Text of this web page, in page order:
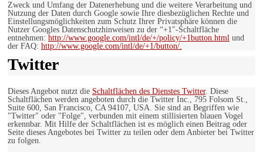
Zweck und Umfang der Datenerhebung und die weitere Verarbeitung und
Nutzung der Daten durch Google sowie Ihre diesbezüglichen Rechte und
Einstellungsmöglichkeiten zum Schutz Ihrer Privatsphäre können die
Nutzer Googles Datenschutzhinweisen zu der “+1″-Schaltfläche
entnehmen: http://www.google.com/intl/de/+/policy/+1button.html und
der FAQ: http://www.google.com/intl/de/+1/button/.
Twitter
Dieses Angebot nutzt die Schaltflächen des Dienstes Twitter. Diese
Schaltflächen werden angeboten durch die Twitter Inc., 795 Folsom St.,
Suite 600, San Francisco, CA 94107, USA. Sie sind an Begriffen wie
"Twitter" oder "Folge", verbunden mit einem stillisierten blauen Vogel
erkennbar. Mit Hilfe der Schaltflächen ist es möglich einen Beitrag oder
Seite dieses Angebotes bei Twitter zu teilen oder dem Anbieter bei Twitter
zu folgen.